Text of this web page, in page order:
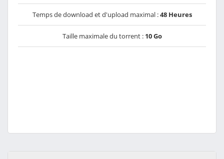
Temps de download et d'upload maximal :48 Heures
Taille maximale du torrent : 10 Go